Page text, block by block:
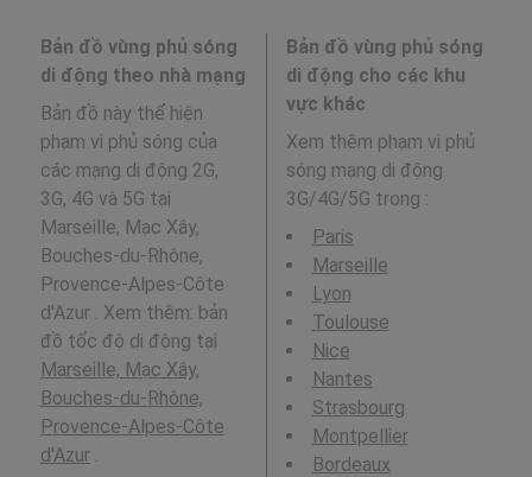
Bản đồ vùng phủ sóng
di động theo nhà mạng
Bản đồ này thể hiện
phạm vi phủ sóng của
các mạng di động 2G,
3G, 4G và 5G tại
Marseille, Mạc Xây,
Bouches-du-Rhône,
Provence-Alpes-Côte
d'Azur . Xem thêm: bản
đồ tốc độ di động tại
Marseille, Mạc Xây,
Bouches-du-Rhône,
Provence-Alpes-Côte
d'Azur.
Bản đồ vùng phủ sóng
di động cho các khu
vực khác
Xem thêm phạm vi phủ
sóng mạng di động
3G/4G/5G trong :
Paris
Marseille
Lyon
Toulouse
Nice
Nantes
Strasbourg
Montpellier
Bordeaux